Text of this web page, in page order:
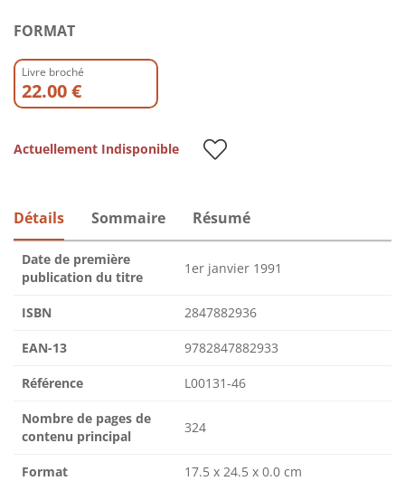
FORMAT
Livre broché
22.00 €
Actuellement Indisponible
Détails Sommaire Résumé
Date de première
publication du titre
1er janvier 1991
ISBN 2847882936
EAN-13 9782847882933
Référence L00131-46
Nombre de pages de
contenu principal
324
Format 17.5 x 24.5 x 0.0 cm